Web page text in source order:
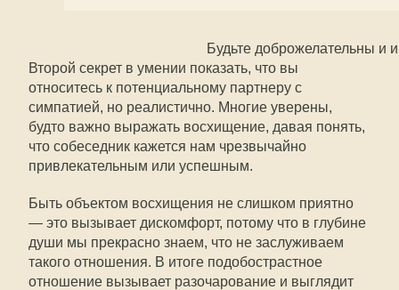
Будьте доброжелательны и
Второй секрет в умении показать, что вы
относитесь к потенциальному партнеру с
симпатией, но реалистично. Многие уверены,
будто важно выражать восхищение, давая понять,
что собеседник кажется нам чрезвычайно
привлекательным или успешным.
Быть объектом восхищения не слишком приятно
— это вызывает дискомфорт, потому что в глубине
души мы прекрасно знаем, что не заслуживаем
такого отношения. В итоге подобострастное
отношение вызывает разочарование и выглядит